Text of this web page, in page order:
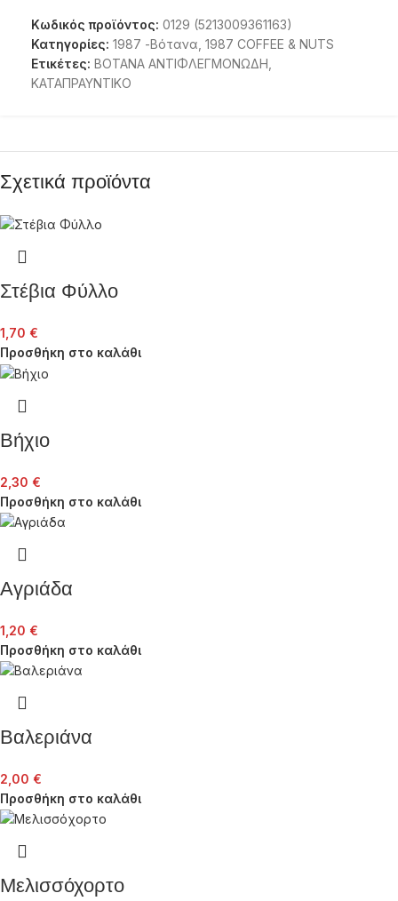
το κόστος του έξτρα βάρους και του όγκου και σαν
ενημερώνει για το κόστος μεταφορικών.
Τα προϊόντα αποστέλλονται με την SPEEDEX
ημέρες από την ημέρα πληρωμής της παραγγελίας.
Κωδικός προϊόντος: 0129 (5213009361163)
Κατηγορίες: 1987 -Βότανα 1987 COFFEE & NUTS
Ετικέτες: ΒΟΤΑΝΑ ΑΝΤΙΦΛΕΓΜΟΝΩΔΗ
ΚΑΤΑΠΡΑΥΝΤΙΚΟ
Σχετικά προϊόντα
Στέβια Φύλλο
1,70 €
Προσθήκη στο καλάθι
Βήχιο
2,30 €
Προσθήκη στο καλάθι
Αγριάδα
1,20 €
Προσθήκη στο καλάθι
Βαλεριάνα
2,00 €
Προσθήκη στο καλάθι
Μελισσόχορτο